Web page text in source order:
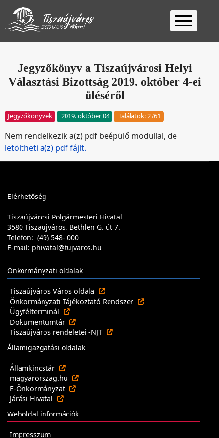
Kezdőlap
Ügyfélfogadás
Ügyintézés
Jegyzőkönyv a Tiszaújvárosi Helyi
Választási Bizottság 2019. október 4-ei
üléséről
Jegyzőkönyvek 2019. október 04 Találatok: 2761
Nem rendelkezik a(z) pdf beépülő modullal, de
letöltheti a(z) pdf fájlt.
Elérhetőség
Tiszaújvárosi Polgármesteri Hivatal
3580 Tiszaújváros, Bethlen G. út 7.
Telefon: (49) 548- 000
E-mail: phivatal@tujvaros.hu
Önkormányzati oldalak
Tiszaújváros Város oldala
Önkormányzati Tájékoztató Rendszer
Ügyfélterminál
Dokumentumtár
Tiszaújváros rendeletei -NJT
Államigazgatási oldalak
Államkincstár
magyarorszag.hu
E-Önkormányzat
Járási Hivatal
Weboldal információk
Impresszum